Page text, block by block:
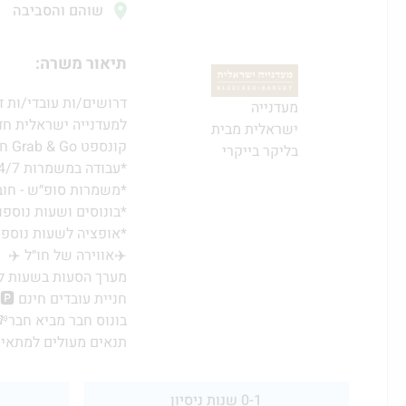
מעדנייה
ישראלית מבית
בליקר בייקרי
שוהם והסביבה
תיאור משרה:
דרושים/ות עובדי/
למעדנייה ישראלית
קונספט Grab & Go חדש
*עבודה במשמרות 24/7 - גמישות ונוחות
*משמרות סופ״ש -
*בונוסים ושעות
*אופציה לשעות
✈️אווירה של חו״ל ✈️
מערך הסעות בשעות
חניית עובדים חינם 🅿️
בונוס חבר מביא
תנאים מעולים
0-1 שנות ניסיון